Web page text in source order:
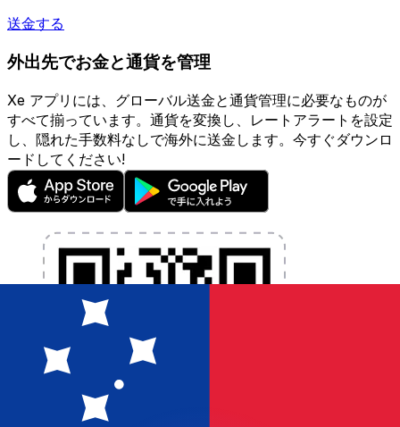
送金する
外出先でお金と通貨を管理
Xe アプリには、グローバル送金と通貨管理に必要なものが
すべて揃っています。通貨を変換し、レートアラートを設定
し、隠れた手数料なしで海外に送金します。今すぐダウンロ
ードしてください!